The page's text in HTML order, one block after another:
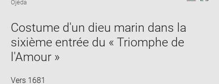
window
Ojéda
Costume d'un dieu marin dans la
sixième entrée du « Triomphe de
l'Amour »
Vers 1681